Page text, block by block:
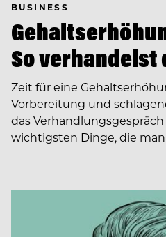
BUSINESS
So
Zeit für eine
Vorbereitung und
das
wichtigsten Dinge, die